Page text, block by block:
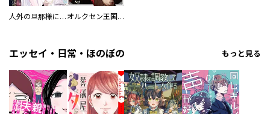
人外の旦那様に娶られ毎晩ナカまで愛される…。アンソロジー オルクセン王国史
エッセイ・日常・ほのぼの もっと見る